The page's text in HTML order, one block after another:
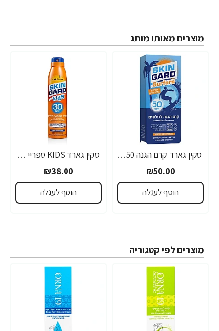
מוצרים מאותו מותג
סקין גארד קרם הגנה SPF50 לגולשים לפנים 60 מ"ל - מבית SKIN GARD
₪50.00
הוסף לעגלה
סקין גארד KIDS ספריי תחליב SPF30 לילדים 200 מ"ל - מבית SKIN GARD
₪38.00
הוסף לעגלה
מוצרים לפי קטגוריה